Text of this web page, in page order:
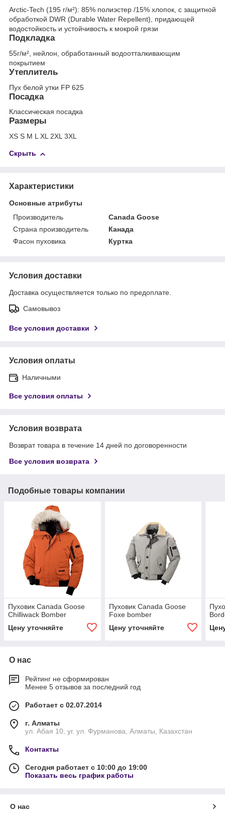
Arctic-Tech (195 г/м²): 85% полиэстер /15% хлопок, с защитной
обработкой DWR (Durable Water Repellent), придающей
водостойкость и устойчивость к мокрой грязи
Подкладка
55г/м², нейлон, обработанный водоотталкивающим
покрытием
Утеплитель
Пух белой утки FP 625
Посадка
Классическая посадка
Размеры
XS S M L XL 2XL 3XL
Скрыть
Характеристики
Основные атрибуты
Производитель
Canada Goose
Страна производитель
Канада
Фасон пуховика
Куртка
Условия доставки
Доставка осуществляется только по предоплате.
Самовывоз
Все условия доставки
Условия оплаты
Наличными
Все условия оплаты
Условия возврата
Возврат товара в течение 14 дней по договоренности
Все условия возврата
Подобные товары компании
Пуховик Canada Goose
Chilliwack Bomber
Цену уточняйте
Пуховик Canada Goose
Foxe bomber
Цену уточняйте
О нас
Рейтинг не сформирован
Менее 5 отзывов за последний год
Работает с 02.07.2014
г. Алматы
ул. Абая 10, уг. ул. Фурманова, Алматы, Казахстан
Контакты
Сегодня работает с 10:00 до 19:00
Показать весь график работы
О нас